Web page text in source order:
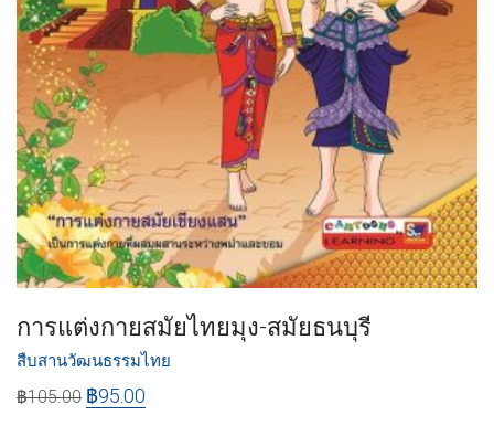
การแต่งกายสมัยไทยมุง-สมัยธนบุรี
สืบสานวัฒนธรรมไทย
฿105.00 ฿95.00